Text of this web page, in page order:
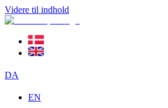
Videre til indhold
DA
EN